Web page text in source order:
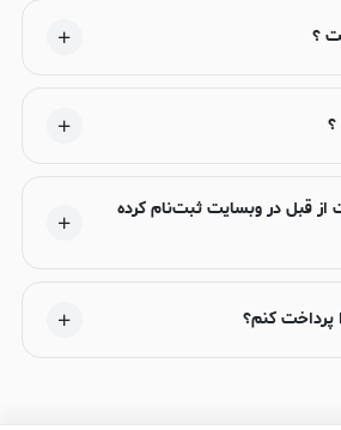
؟
از قبل در وبسایت ثبت‌نام کرده
پرداخت کنم؟